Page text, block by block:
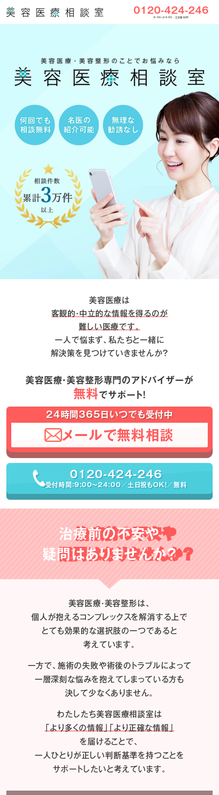
0120-424-246
9:00〜24:00／土日祝もOK
美容医療は
客観的・中立的な情報を得るのが
難しい医療です。
一人で悩まず、私たちと一緒に
解決策を見つけていきませんか？
美容医療・美容整形専門のアドバイザーが
無料でサポート！
24時間365日いつでも受付中
メールで無料相談
0120-424-246
受付時間：9:00〜24:00／土日祝もOK！／無料
治療前の不安や
疑問はありませんか？
美容医療・美容整形は、
個人が抱えるコンプレックスを解消する上で
とても効果的な選択肢の一つであると
考えています。
一方で、施術の失敗や術後のトラブルによって
一層深刻な悩みを抱えてしまっている方も
決して少なくありません。
わたしたち美容医療相談室は
「より多くの情報」「より正確な情報」
を届けることで、
一人ひとりが正しい判断基準を持つことを
サポートしたいと考えています。